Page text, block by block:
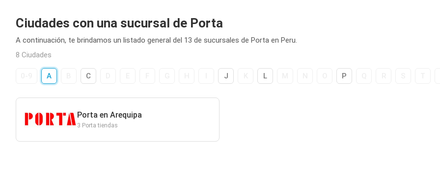
Ciudades con una sucursal de Porta
A continuación, te brindamos un listado general del 13 de sucursales de Porta en Peru.
8 Ciudades
A C J L P
Porta en Arequipa
3 Porta tiendas